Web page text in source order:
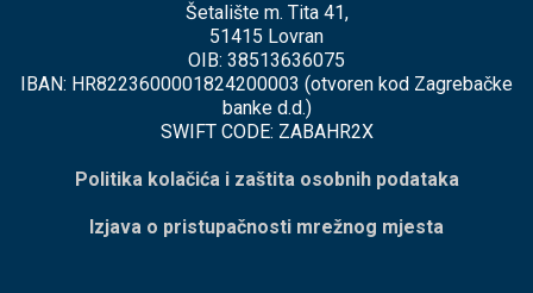
Šetalište m. Tita 41,
51415 Lovran
OIB: 38513636075
IBAN: HR8223600001824200003 (otvoren kod Zagrebačke
banke d.d.)
SWIFT CODE: ZABAHR2X
Politika kolačića i zaštita osobnih podataka
Izjava o pristupačnosti mrežnog mjesta